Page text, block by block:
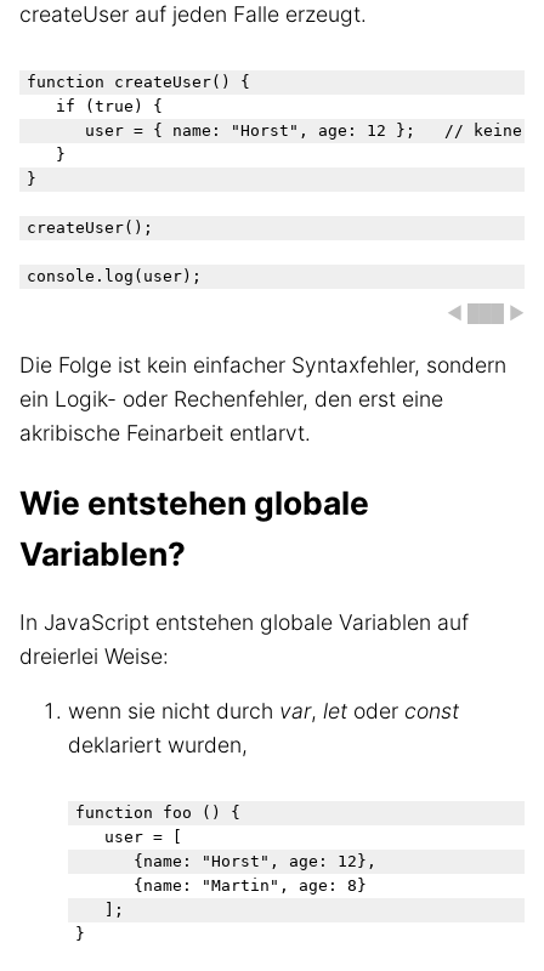
createUser auf jeden Falle erzeugt.
function createUser() {
}
createUser();
◀ ███ ▶
Die Folge ist kein einfacher Syntaxfehler, sondern
ein Logik- oder Rechenfehler, den erst eine
akribische Feinarbeit entlarvt.
Wie entstehen globale
Variablen?
In JavaScript entstehen globale Variablen auf
dreierlei Weise:
wenn sie nicht durch var, let oder const
deklariert wurden,
function foo () {